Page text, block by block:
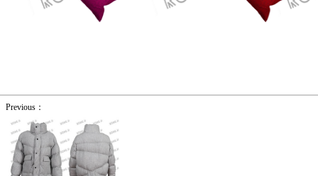
Previous：